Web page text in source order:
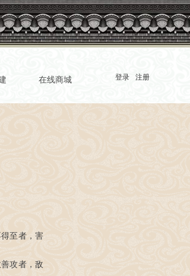
登录 注册
在线商城
至者，害
攻者，敌